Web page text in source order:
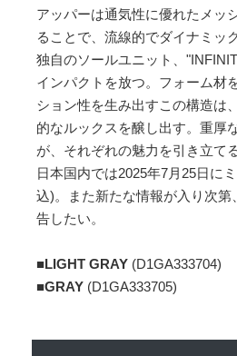
アッパーは通気性に優れたメッ
ることで、流線的でダイナミッ
独自のソールユニット、
インパクトを放つ。フォーム材
ション性を生み出すこの構造は
的なルックスを醸し出す。重厚
が、それぞれの魅力を引き立てる
日本国内では2025年7月25日に
込)。また新たな情報が入り次
告したい。
■LIGHT GRAY (D1GA333704)
■GRAY (D1GA333705)